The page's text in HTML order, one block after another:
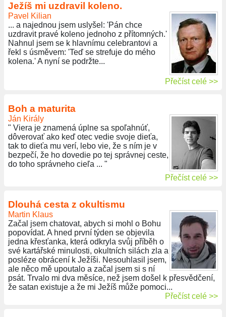
Ježíš mi uzdravil koleno.
Pavel Kilian
... a najednou jsem uslyšel: 'Pán chce
uzdravit pravé koleno jednoho z přítomných.'
Nahnul jsem se k hlavnímu celebrantovi a
řekl s úsměvem: 'Teď se strefuje do mého
kolena.' A nyní se podržte...
Přečíst celé >>
Boh a maturita
Ján Király
" Viera je znamená úplne sa spoľahnúť,
dôverovať ako keď otec vedie svoje dieťa,
tak to dieťa mu verí, lebo vie, že s ním je v
bezpečí, že ho dovedie po tej správnej ceste,
do toho správneho cieľa ... "
Přečíst celé >>
Dlouhá cesta z okultismu
Martin Klaus
Začal jsem chatovat, abych si mohl o Bohu
popovídat. A hned první týden se objevila
jedna křesťanka, která odkryla svůj příběh o
své kartářské minulosti, okultních silách zla a
posléze obrácení k Ježíši. Nesouhlasil jsem,
ale něco mě upoutalo a začal jsem si s ní
psát. Trvalo mi dva měsíce, než jsem došel k přesvědčení,
že satan existuje a že mi Ježíš může pomoci...
Přečíst celé >>